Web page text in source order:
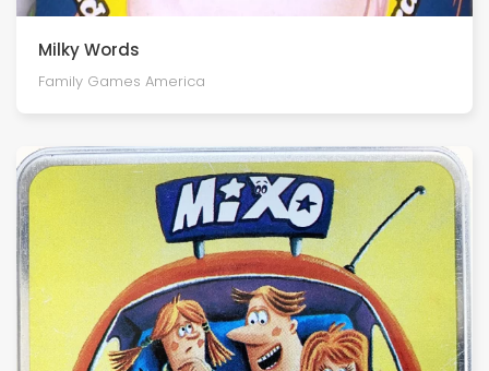
Milky Words
Family Games America